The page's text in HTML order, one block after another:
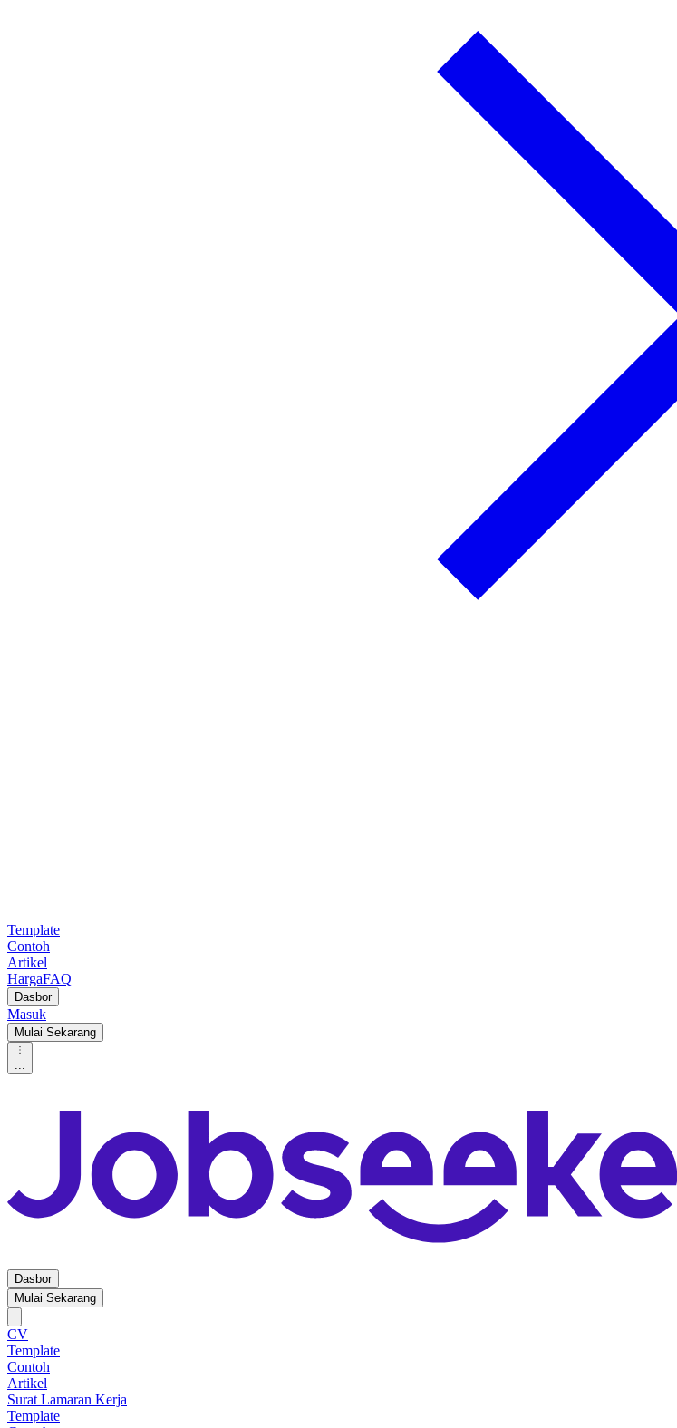
Template
Contoh
Artikel
HargaFAQ
Dasbor
Masuk
Mulai Sekarang
...
Dasbor
Mulai Sekarang
CV
Template
Contoh
Artikel
Surat Lamaran Kerja
Template